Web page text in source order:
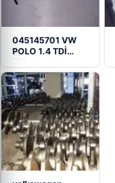
045145701 VW
POLO 1.4 TDİ
TRBO